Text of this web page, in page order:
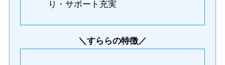
り・サポート充実
＼すららの特徴／